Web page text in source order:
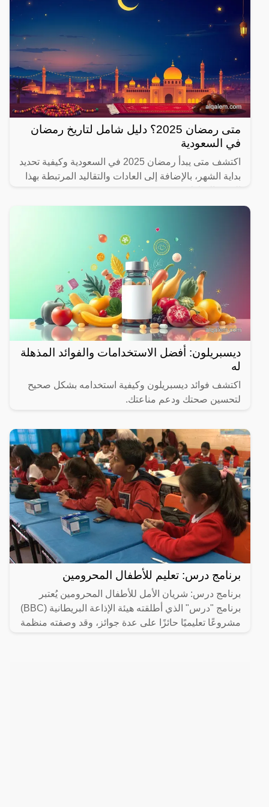
متى رمضان 2025؟ دليل شامل لتاريخ رمضان
في السعودية
اكتشف متى يبدأ رمضان 2025 في السعودية وكيفية تحديد
بداية الشهر، بالإضافة إلى العادات والتقاليد المرتبطة بهذا
ديسبريلون: أفضل الاستخدامات والفوائد المذهلة
له
اكتشف فوائد ديسبريلون وكيفية استخدامه بشكل صحيح
لتحسين صحتك ودعم مناعتك.
برنامج درس: تعليم للأطفال المحرومين
برنامج درس: شريان الأمل للأطفال المحرومين يُعتبر
برنامج "درس" الذي أطلقته هيئة الإذاعة البريطانية (BBC)
مشروعًا تعليميًا حائزًا على عدة جوائز، وقد وصفته منظمة